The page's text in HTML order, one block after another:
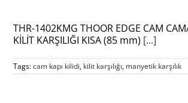
THR-1402KMG THOOR EDGE CAM
KİLİT KARŞILIĞI KISA (85 mm) [...]
Tags:cam kapı kilidi, kilit karşılığı, manyetik karşılık